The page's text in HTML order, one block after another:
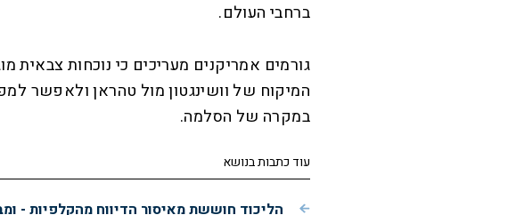
ברחבי העולם.
גורמים אמריקנים מעריכים כי נוכחות
המיקוח של וושינגטון מול טהראן ולאפשר
במקרה של הסלמה.
עוד כתבות בנושא
הליכוד חוששת מאיסור הדיווח מהקלפיות -